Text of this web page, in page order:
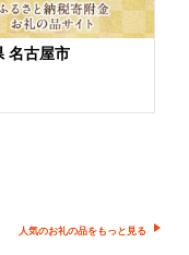
名古屋市
人気のお礼の品をもっと見る